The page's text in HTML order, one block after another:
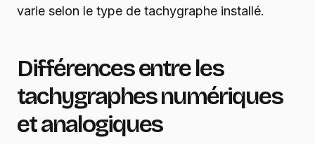
varie selon le type de tachygraphe installé.
Différences entre les
tachygraphes numériques
et analogiques